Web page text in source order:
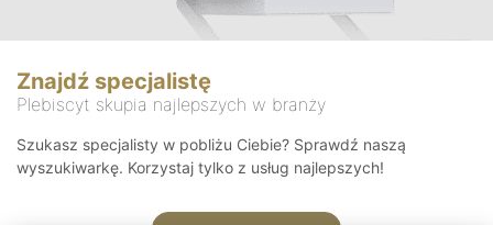
Znajdź specjalistę
Plebiscyt skupia najlepszych w branży
Szukasz specjalisty w pobliżu Ciebie? Sprawdź naszą
wyszukiwarkę. Korzystaj tylko z usług najlepszych!